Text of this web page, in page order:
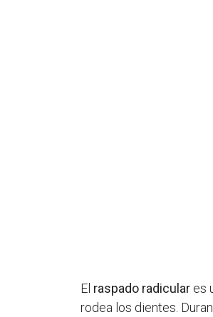
El raspado radicular es
rodea los dientes.